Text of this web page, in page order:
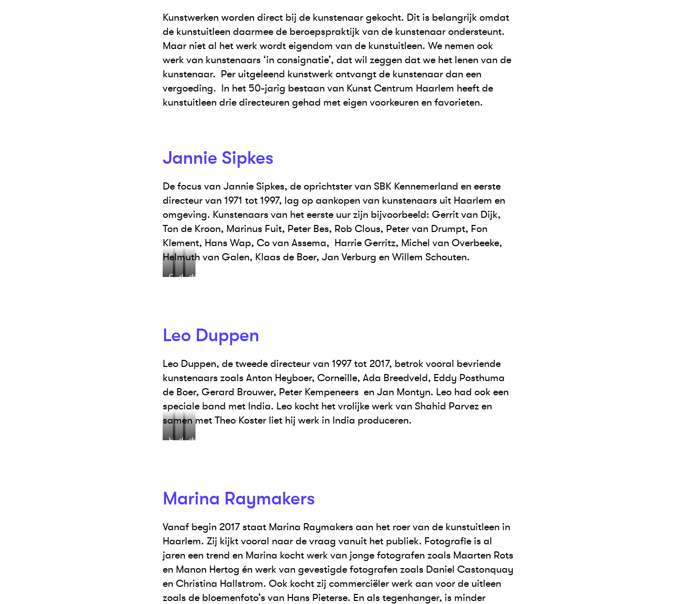
Kunstwerken worden direct bij de kunstenaar gekocht. Dit is belangrijk omdat
de kunstuitleen daarmee de beroepspraktijk van de kunstenaar ondersteunt.
Maar niet al het werk wordt eigendom van de kunstuitleen. We nemen ook
werk van kunstenaars ‘in consignatie’, dat wil zeggen dat we het lenen van de
kunstenaar. Per uitgeleend kunstwerk ontvangt de kunstenaar dan een
vergoeding. In het 50-jarig bestaan van Kunst Centrum Haarlem heeft de
kunstuitleen drie directeuren gehad met eigen voorkeuren en favorieten.
Jannie Sipkes
De focus van Jannie Sipkes, de oprichtster van SBK Kennemerland en eerste
directeur van 1971 tot 1997, lag op aankopen van kunstenaars uit Haarlem en
omgeving. Kunstenaars van het eerste uur zijn bijvoorbeeld: Gerrit van Dijk,
Ton de Kroon, Marinus Fuit, Peter Bes, Rob Clous, Peter van Drumpt, Fon
Klement, Hans Wap, Co van Assema, Harrie Gerritz, Michel van Overbeeke,
Helmuth van Galen, Klaas de Boer, Jan Verburg en Willem Schouten.
Codetaildetail
Leo Duppen
Leo Duppen, de tweede directeur van 1997 tot 2017, betrok vooral bevriende
kunstenaars zoals Anton Heyboer, Corneille, Ada Breedveld, Eddy Posthuma
de Boer, Gerard Brouwer, Peter Kempeneers en Jan Montyn. Leo had ook een
speciale band met India. Leo kocht het vrolijke werk van Shahid Parvez en
samen met Theo Koster liet hij werk in India produceren.
Herman
detaildetail
Marina Raymakers
Vanaf begin 2017 staat Marina Raymakers aan het roer van de kunstuitleen in
Haarlem. Zij kijkt vooral naar de vraag vanuit het publiek. Fotografie is al
jaren een trend en Marina kocht werk van jonge fotografen zoals Maarten Rots
en Manon Hertog én werk van gevestigde fotografen zoals Daniel Castonquay
en Christina Hallstrom. Ook kocht zij commerciëler werk aan voor de uitleen
zoals de bloemenfoto’s van Hans Pieterse. En als tegenhanger, is minder